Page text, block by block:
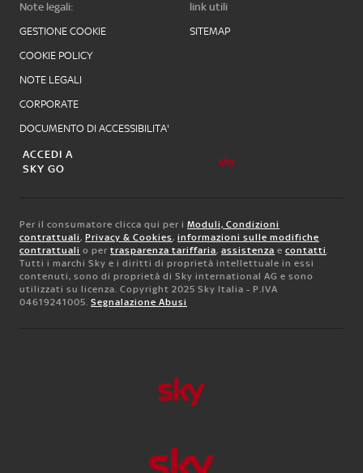
Note legali:
GESTIONE COOKIE
COOKIE POLICY
NOTE LEGALI
CORPORATE
DOCUMENTO DI ACCESSIBILITA'
link utili
SITEMAP
ACCEDI A
SKY GO
Per il consumatore clicca qui per i Moduli, Condizioni
contrattuali, Privacy & Cookies, informazioni sulle modifiche
contrattuali o per trasparenza tariffaria, assistenza e contatti.
Tutti i marchi Sky e i diritti di proprietà intellettuale in essi
contenuti, sono di proprietà di Sky international AG e sono
utilizzati su licenza. Copyright 2025 Sky Italia - P.IVA
04619241005. Segnalazione Abusi